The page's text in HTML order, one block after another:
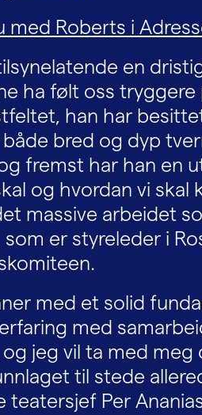
med Roberts i
en
ha følt oss
han har
bred og dyp
fremst har han en
og hvordan vi
massive arbeidet
som er styreleder i
med et solid
med
jeg vil ta med
til stede
Per